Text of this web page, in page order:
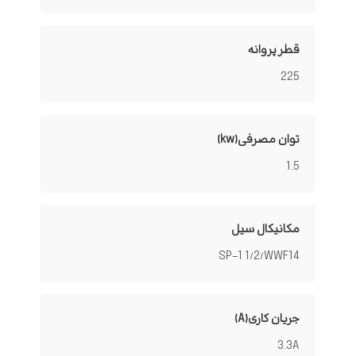
قطر پروانه
225
توان مصرفی(kw)
1.5
مکانیکال سیل
SP-1 1/2/WWF14
جریان کاری(A)
3.3A